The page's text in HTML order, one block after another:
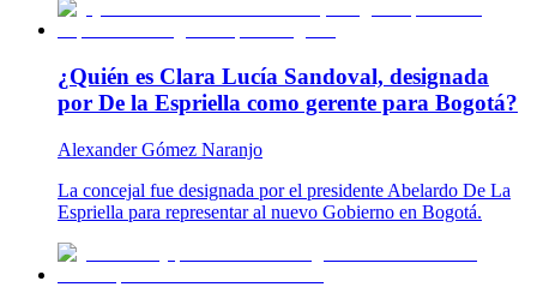
¿Quién es Clara Lucía Sandoval, designada
por De la Espriella como gerente para Bogotá?
Alexander Gómez Naranjo
La concejal fue designada por el presidente Abelardo De La
Espriella para representar al nuevo Gobierno en Bogotá.